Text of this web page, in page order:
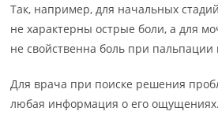
Так, например, для начальных
не характерны острые боли, а для
не свойственна боль при пальпации
Для врача при поиске решения
любая информация о его ощущениях.